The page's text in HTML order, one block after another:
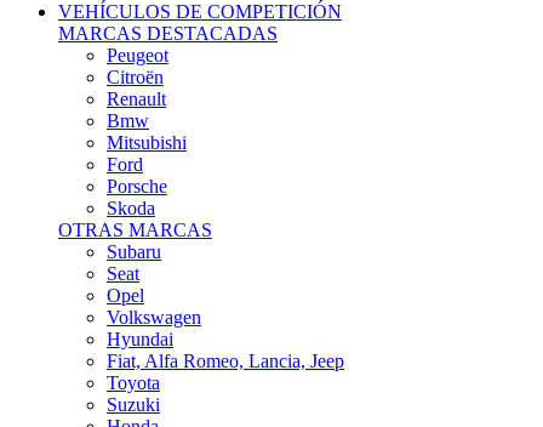
VEHÍCULOS DE COMPETICIÓN
MARCAS DESTACADAS
Peugeot
Citroën
Renault
Bmw
Mitsubishi
Ford
Porsche
Skoda
OTRAS MARCAS
Subaru
Seat
Opel
Volkswagen
Hyundai
Fiat, Alfa Romeo, Lancia, Jeep
Toyota
Suzuki